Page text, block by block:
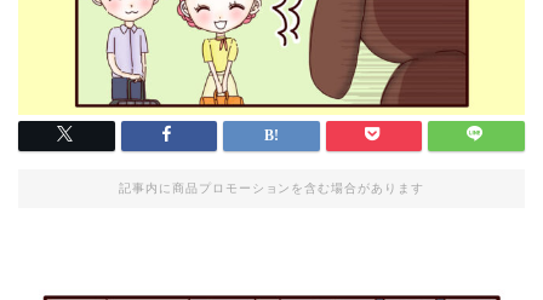
記事内に商品プロモーションを含む場合があります